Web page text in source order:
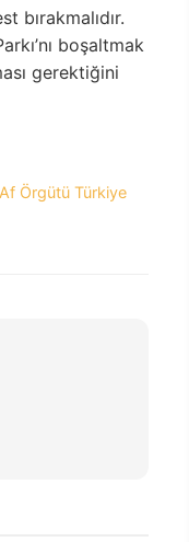
bırakmalıdır.
boşaltmak
gerektiğini
Örgütü Türkiye